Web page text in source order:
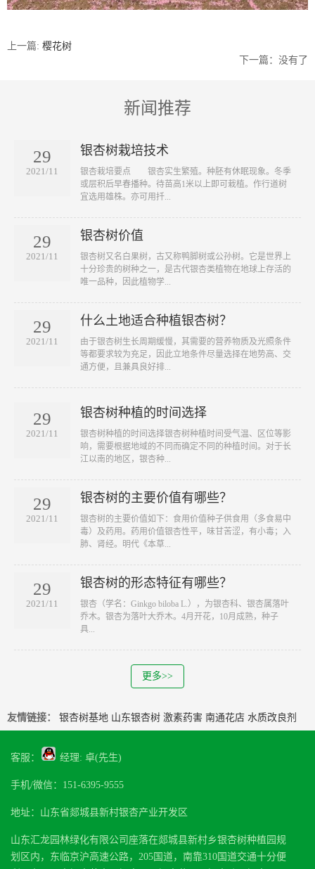
上一篇: 樱花树
下一篇：没有了
新闻推荐
29
2021/11
银杏树栽培技术
​银杏栽培要点 银杏实生繁殖。种胚有休眠现象。冬季
或层积后早春播种。待苗高1米以上即可栽植。作行道树
宜选用雄株。亦可用扦...
29
2021/11
银杏树价值
​银杏树又名白果树，古又称鸭脚树或公孙树。它是世界上
十分珍贵的树种之一，是古代银杏类植物在地球上存活的
唯一品种，因此植物学...
29
2021/11
什么土地适合种植银杏树？
​由于银杏树生长周期缓慢，其需要的营养物质及光照条件
等都要求较为充足，因此立地条件尽量选择在地势高、交
通方便，且兼具良好排...
29
2021/11
银杏树种植的时间选择
银杏树种植的时间选择银杏树种植时间受气温、区位等影
响，需要根据地域的不同而确定不同的种植时间。对于长
江以南的地区，银杏种...
29
2021/11
银杏树的主要价值有哪些？
银杏树的主要价值如下：食用价值种子供食用（多食易中
毒）及药用。药用价值银杏性平，味甘苦涩，有小毒；入
肺、肾经。明代《本草...
29
2021/11
银杏树的形态特征有哪些？
银杏（学名：Ginkgo biloba L.），为银杏科、银杏属落叶
乔木。银杏为落叶大乔木。4月开花，10月成熟，种子
具...
更多>>
友情链接： 银杏树基地 山东银杏树 激素药害 南通花店 水质改良剂
客服： 经理: 卓(先生)
手机/微信：151-6395-9555
地址：山东省郯城县新村银杏产业开发区
山东汇龙园林绿化有限公司座落在郯城县新村乡银杏树种植园规
划区内，东临京沪高速公路，205国道，南靠310国道交通十分便